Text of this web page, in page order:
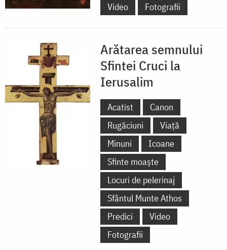
Video
Fotografii
Arătarea semnului
Sfintei Cruci la
Ierusalim
Acatist
Canon
Rugăciuni
Viață
Minuni
Icoane
Sfinte moaște
Locuri de pelerinaj
Sfântul Munte Athos
Predici
Video
Fotografii